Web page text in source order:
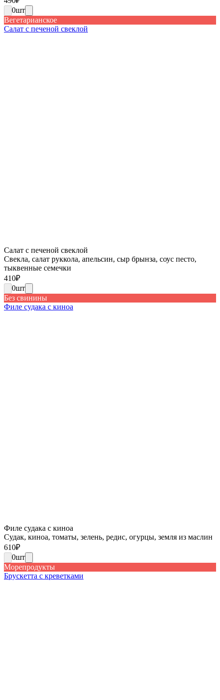
0шт
Вегетарианское
Салат с печеной свеклой
Салат с печеной свеклой
Свекла, салат руккола, апельсин, сыр брынза, соус песто,
тыквенные семечки
410₽
0шт
Без свинины
Филе судака с киноа
Филе судака с киноа
Судак, киноа, томаты, зелень, редис, огурцы, земля из маслин
610₽
0шт
Морепродукты
Брускетта с креветками